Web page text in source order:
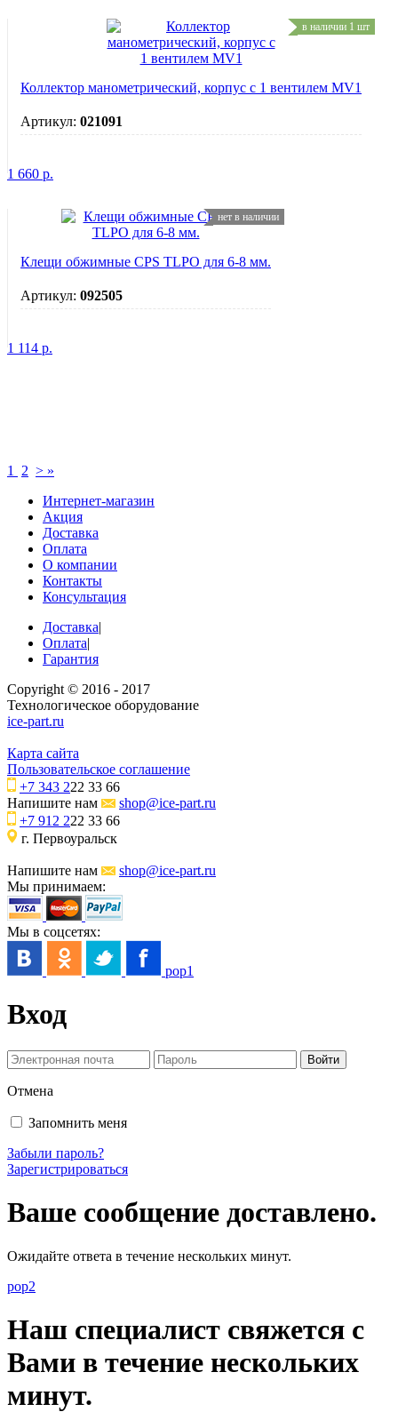
в наличии 1 шт
Коллектор манометрический, корпус с 1 вентилем MV1
Артикул: 021091
1 660 р.
нет в наличии
Клещи обжимные CPS TLPO для 6-8 мм.
Артикул: 092505
1 114 р.
1 2 > »
Интернет-магазин
Акция
Доставка
Оплата
О компании
Контакты
Консультация
Доставка|
Оплата|
Гарантия
Copyright © 2016 - 2017
Технологическое оборудование
ice-part.ru
Карта сайта
Пользовательское соглашение
+7 343 222 33 66
Напишите нам
shop@ice-part.ru
+7 912 222 33 66
г. Первоуральск
Напишите нам
shop@ice-part.ru
Мы принимаем:
Мы в соцсетях:
pop1
Вход
Отмена
Запомнить меня
Забыли пароль?
Зарегистрироваться
Ваше сообщение доставлено.
Ожидайте ответа в течение нескольких минут.
pop2
Наш специалист свяжется с
Вами в течение нескольких
минут.